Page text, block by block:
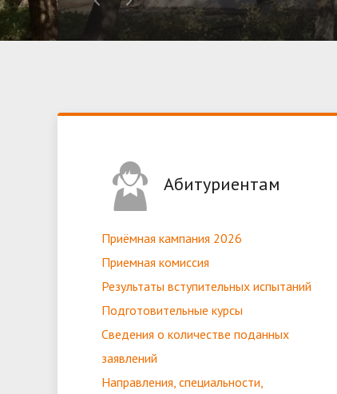
Абитуриентам
Приёмная кампания 2026
Приемная комиссия
Результаты вступительных испытаний
Подготовительные курсы
Сведения о количестве поданных
заявлений
Направления, специальности,